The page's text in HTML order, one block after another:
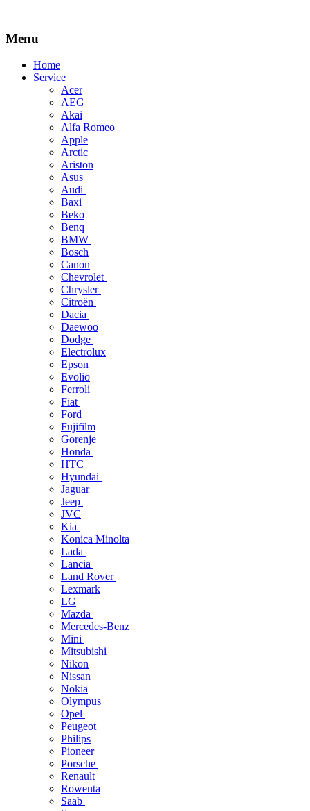
Menu
Skip
Home
Service
Acer
AEG
Akai
Alfa Romeo
Apple
Arctic
Ariston
Asus
Audi
Baxi
Beko
Benq
BMW
Bosch
Canon
Chevrolet
Chrysler
Citroën
Dacia
Daewoo
Dodge
Electrolux
Epson
Evolio
Ferroli
Fiat
Ford
Fujifilm
Gorenje
Honda
HTC
Hyundai
Jaguar
Jeep
JVC
Kia
Konica Minolta
Lada
Lancia
Land Rover
Lexmark
LG
Mazda
Mercedes-Benz
Mini
Mitsubishi
Nikon
Nissan
Nokia
Olympus
Opel
Peugeot
Philips
Pioneer
Porsche
Renault
Rowenta
Saab